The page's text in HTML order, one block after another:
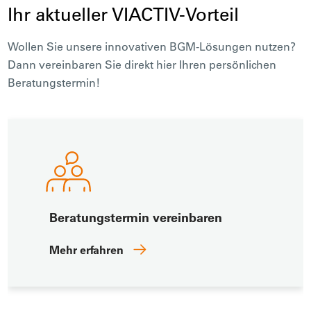
Ihr aktueller VIACTIV-Vorteil
Wollen Sie unsere innovativen BGM-Lösungen nutzen?
Dann vereinbaren Sie direkt hier Ihren persönlichen
Beratungstermin!
Beratungstermin vereinbaren
Mehr erfahren